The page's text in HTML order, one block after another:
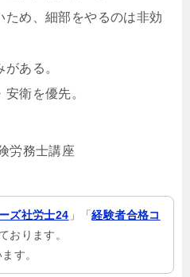
め、細部をやるのは非効
ある。
衛を優先。
労務士講座
ズ社労士24 」「経験者合格コ
おります。
す。